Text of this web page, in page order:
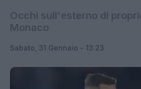
Occhi sull'esterno di
Monaco
Sabato, 31 Gennaio - 13:23